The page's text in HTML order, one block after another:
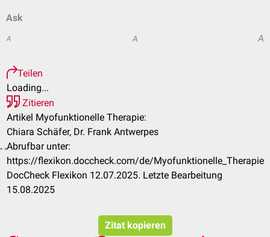
Ask
A A A
Teilen
Loading...
Zitieren
Artikel Myofunktionelle Therapie:
Chiara Schäfer, Dr. Frank Antwerpes
Abrufbar unter:
https://flexikon.doccheck.com/de/Myofunktionelle_Therapie
DocCheck Flexikon 12.07.2025. Letzte Bearbeitung
15.08.2025
Zitat kopieren